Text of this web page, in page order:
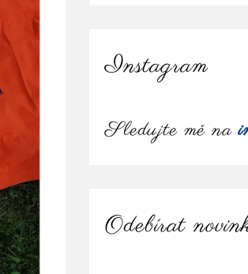
Instagram
Sledujte mě na
Odebírat